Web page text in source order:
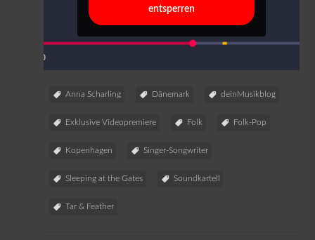
entsperren
Anna Scharling Dänemark deinMusikblog
Exklusive Videopremiere Folk Folk-Pop
Kopenhagen Singer-Songwriter
Sleeping at the Gates Soundkartell
Tar & Feather